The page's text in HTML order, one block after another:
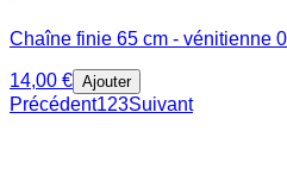
Chaîne finie 65 cm - vénitienne
14,00 € Ajouter
Précédent123Suivant